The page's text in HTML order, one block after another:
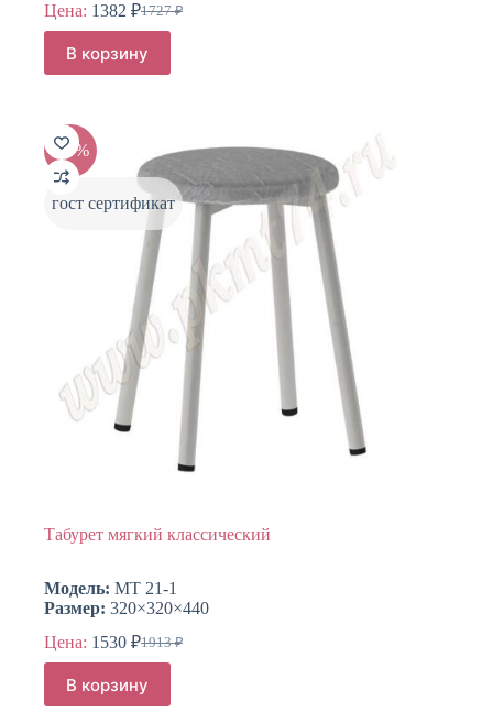
Цена:
1727₽
Первоначальная
цена
составляла
1727 ₽.
1382 ₽Текущая
цена:
1382 ₽.
В корзину
-20%
гост сертификат
Табурет мягкий классический
Модель: МТ 21-1
Размер: 320×320×440
Цена:
1913₽
Первоначальная
цена
составляла
1913 ₽.
1530 ₽Текущая
цена:
1530 ₽.
В корзину